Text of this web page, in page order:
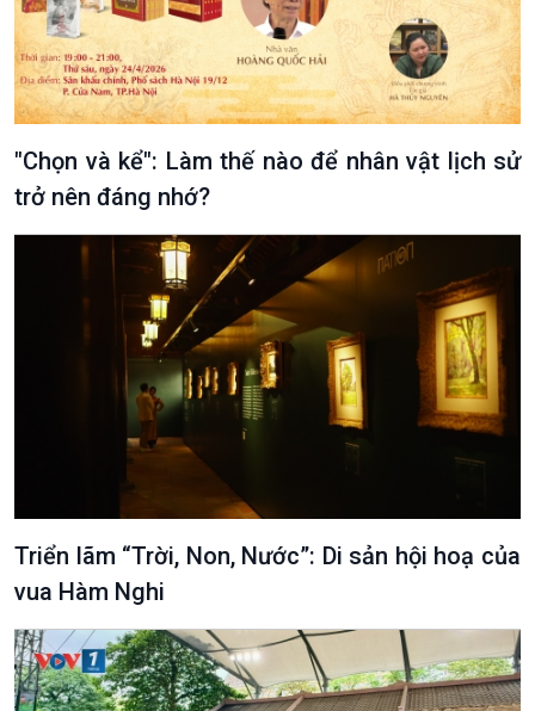
"Chọn và kể": Làm thế nào để nhân vật lịch sử
trở nên đáng nhớ?
Triển lãm “Trời, Non, Nước”: Di sản hội hoạ của
vua Hàm Nghi